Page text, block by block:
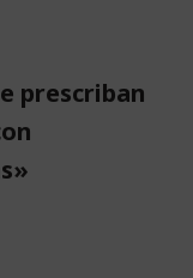
prescriban